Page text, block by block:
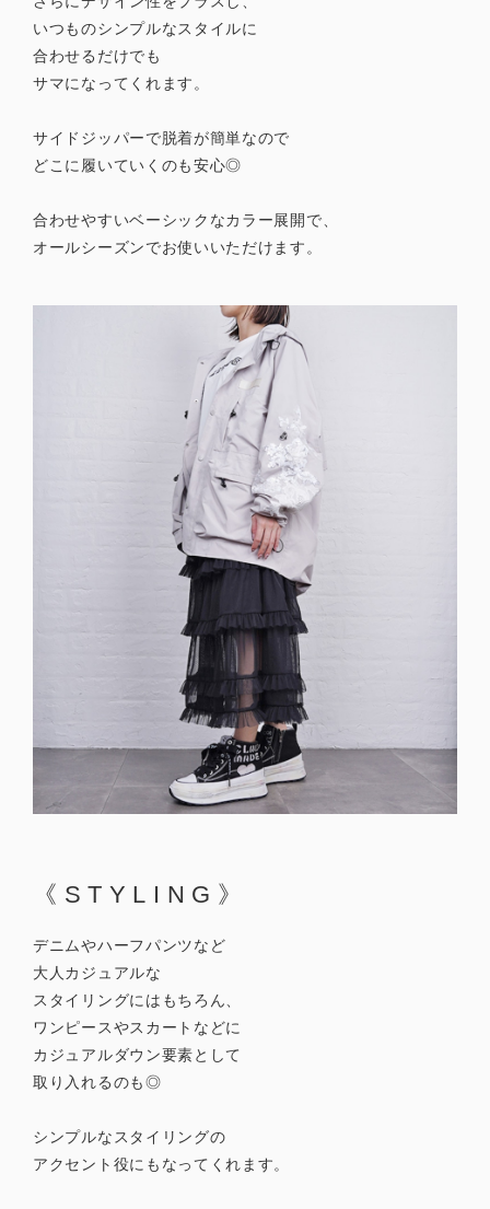
いつものシンプルなスタイルに
合わせるだけでも
サマになってくれます。
サイドジッパーで脱着が簡単なので
どこに履いていくのも安心◎
合わせやすいベーシックなカラー展開で、
オールシーズンでお使いいただけます。
《STYLING》
デニムやハーフパンツなど
大人カジュアルな
スタイリングにはもちろん、
ワンピースやスカートなどに
カジュアルダウン要素として
取り入れるのも◎
シンプルなスタイリングの
アクセント役にもなってくれます。